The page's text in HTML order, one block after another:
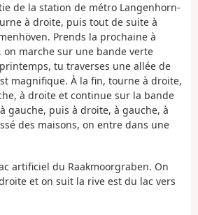
de la station de métro Langenhorn-
à droite, puis tout de suite à
Prends la prochaine à
marche sur une bande verte
tu traverses une allée de
magnifique. À la fin, tourne à droite,
à droite et continue sur la bande
gauche, puis à droite, à gauche, à
des maisons, on entre dans une
artificiel du Raakmoorgraben. On
et on suit la rive est du lac vers